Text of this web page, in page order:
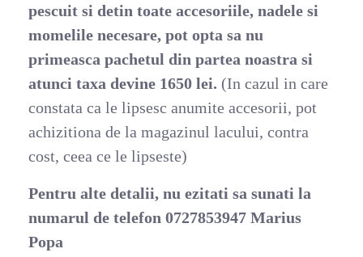
pescuit si detin toate accesoriile, nadele si
momelile necesare, pot opta sa nu
primeasca pachetul din partea noastra si
atunci taxa devine 1650 lei. (In cazul in care
constata ca le lipsesc anumite accesorii, pot
achizitiona de la magazinul lacului, contra
cost, ceea ce le lipseste)
Pentru alte detalii, nu ezitati sa sunati la
numarul de telefon 0727853947 Marius
Popa